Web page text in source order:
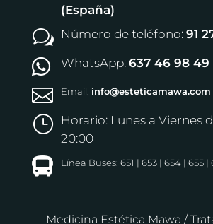
(España)
w Número de teléfono: 91
 WhatsApp: 637 46 98 49
 Email: info@esteticamawa.com
}
Horario: Lunes a Viernes
20:00
 Línea Buses: 651 | 653 | 654 | 655 |
Medicina Estética Mawa /